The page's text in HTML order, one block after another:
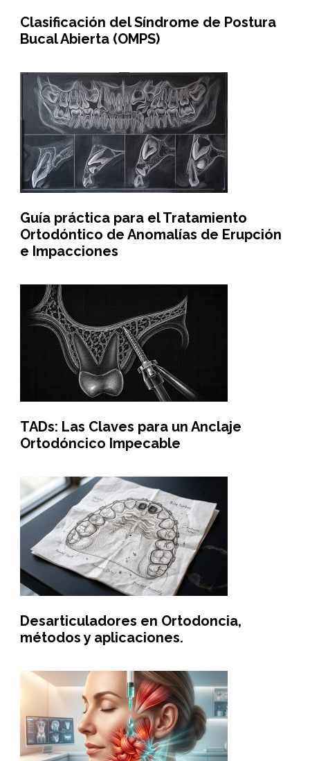
Clasificación del Síndrome de Postura
Bucal Abierta (OMPS)
Guía práctica para el Tratamiento
Ortodóntico de Anomalías de Erupción
e Impacciones
TADs: Las Claves para un Anclaje
Ortodóncico Impecable
Desarticuladores en Ortodoncia,
métodos y aplicaciones.